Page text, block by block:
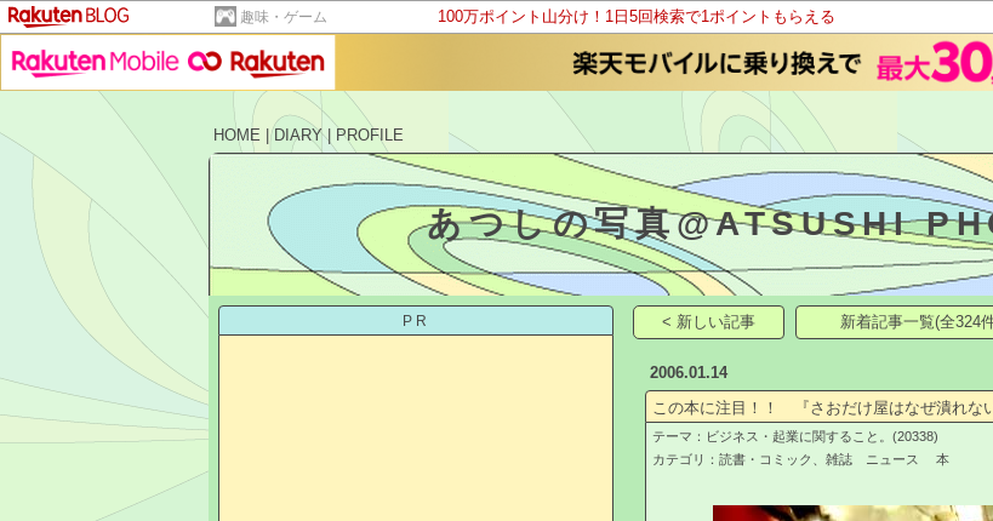
趣味・ゲーム 100万ポイント山分け！1日5回検索で1ポイントもらえる
HOME | DIARY| PROFILE
あつしの写真
PR < 新しい記事 新着記事一覧(全324
2006.01.14
この本に注目！！ 『さおだけ屋はなぜ潰れな
テーマ： ビジネス・起業に関すること。(20338)
カテゴリ： 読書・コミック、雑誌 ニュース 本